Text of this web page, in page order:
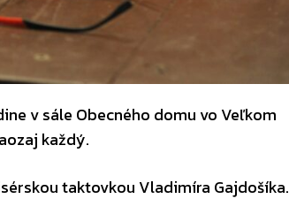
v sále Obecného domu vo Veľkom
každý.
taktovkou Vladimíra Gajdošíka.